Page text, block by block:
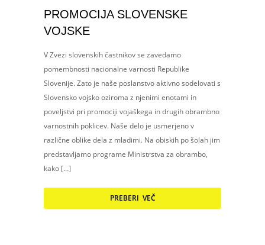
PROMOCIJA SLOVENSKE
VOJSKE
V Zvezi slovenskih častnikov se zavedamo
pomembnosti nacionalne varnosti Republike
Slovenije. Zato je naše poslanstvo aktivno sodelovati s
Slovensko vojsko oziroma z njenimi enotami in
poveljstvi pri promociji vojaškega in drugih obrambno
varnostnih poklicev. Naše delo je usmerjeno v
različne oblike dela z mladimi. Na obiskih po šolah jim
predstavljamo programe Ministrstva za obrambo,
kako […]
PREBERI VEČ